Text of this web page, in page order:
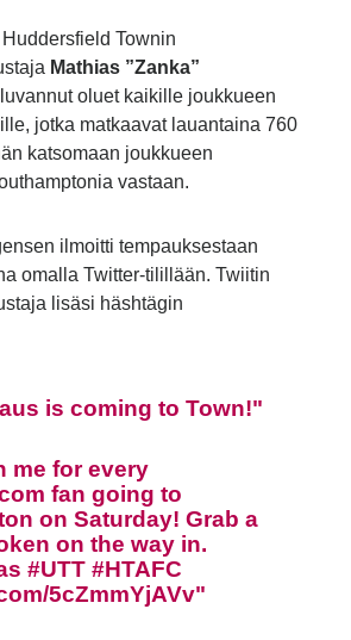
Townin
Mathias ”Zanka”
oluet kaikille joukkueen
jotka matkaavat lauantaina 760
katsomaan joukkueen
vastaan.
ilmoitti tempauksestaan
omalla Twitter-tilillään. Twiitin
lisäsi häshtägin
is coming to Town!
me for every
fan going to
on Saturday! Grab a
on the way in.
#UTT #HTAFC
5cZmmYjAVv